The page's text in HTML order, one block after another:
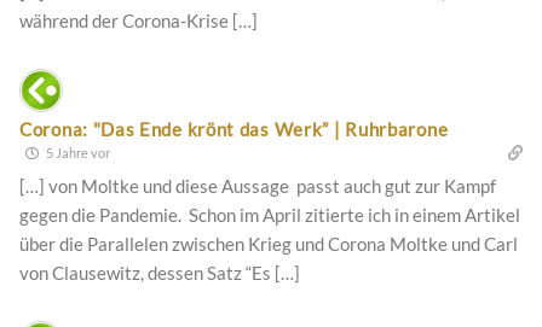
während der Corona-Krise […]
Corona: "Das Ende krönt das Werk” | Ruhrbarone
5 Jahre vor
[…] von Moltke und diese Aussage passt auch gut zur Kampf
gegen die Pandemie. Schon im April zitierte ich in einem Artikel
über die Parallelen zwischen Krieg und Corona Moltke und Carl
von Clausewitz, dessen Satz “Es […]